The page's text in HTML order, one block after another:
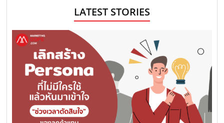
LATEST STORIES